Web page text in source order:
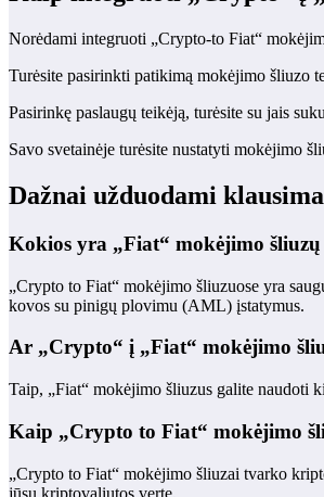
Norėdami integruoti „Crypto-to Fiat“
Turėsite pasirinkti patikimą mokėjimo šliuzo
Pasirinkę paslaugų teikėją, turėsite su jais
Savo svetainėje turėsite nustatyti mokėjimo
Dažnai užduodami
Kokios yra „Fiat“ mokėjimo šliuzų
„Crypto to Fiat“ mokėjimo šliuzuose yra
kovos su pinigų plovimu (AML) įstatymus.
Ar „Crypto“ į „Fiat“ mokėjimo
Taip, „Fiat“ mokėjimo šliuzus galite naudoti
Kaip „Crypto to Fiat“ mokėjimo
„Crypto to Fiat“ mokėjimo šliuzai tvarko
jūsų kriptovaliutos vertę.